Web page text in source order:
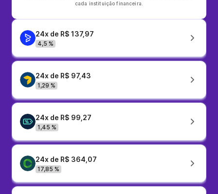
cada instituição financeira.
24x de R$ 137,97
4,5 %
24x de R$ 97,43
1,29 %
24x de R$ 99,27
1,45 %
24x de R$ 364,07
17,85 %